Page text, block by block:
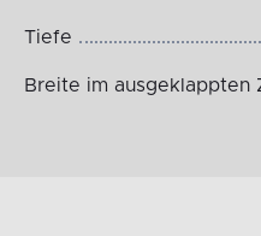
Tiefe
Breite im ausgeklappten